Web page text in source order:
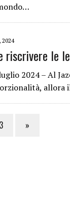
2024
riscrivere le
2024 – Al
allora
3 »